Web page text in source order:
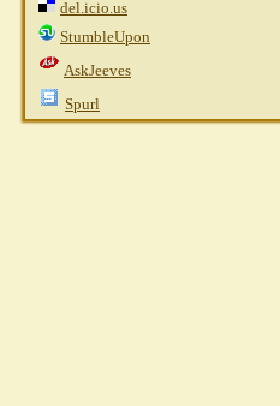
del.icio.us
StumbleUpon
AskJeeves
Spurl